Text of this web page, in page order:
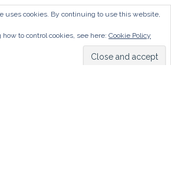
uses cookies. By continuing to use this website,
to control cookies, see here: Cookie Policy